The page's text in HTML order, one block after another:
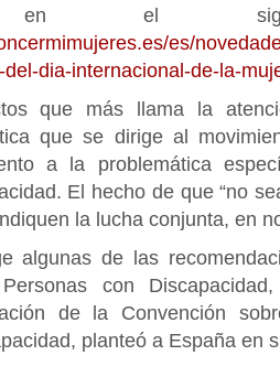
en el
es/
dia-internacional-de-la-
que más llama la
que se dirige al
a la problemática
El hecho de que “no
la lucha conjunta, en
algunas de las
con
de la Convención
planteó a España en